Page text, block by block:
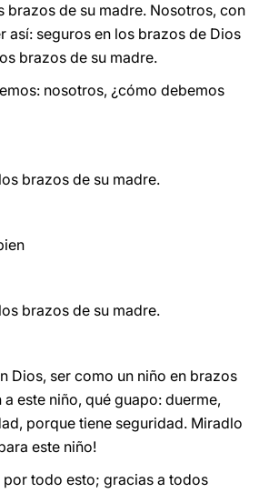
brazos de su madre. Nosotros, con
así: seguros en los brazos de Dios
brazos de su madre.
nosotros, ¿cómo debemos
brazos de su madre.
brazos de su madre.
Dios, ser como un niño en brazos
este niño, qué guapo: duerme,
porque tiene seguridad. Miradlo
este niño!
por todo esto; gracias a todos